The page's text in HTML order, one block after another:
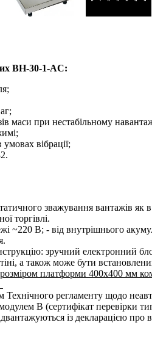
ВН-30-1-AC:
маси при нестабільному
вібрації;
зважування вантажів як
торгівлі.
~220 В; - від внутрішнього
зручний електронний
а також може бути
платформи 400х400 мм
Технічного регламенту щодо
В (сертифікат перевірки
із декларацією про